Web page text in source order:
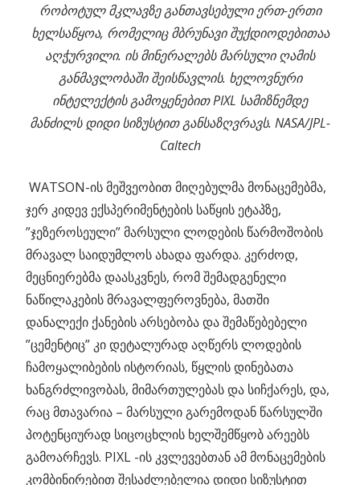
რობოტულ მკლავზე განთავსებული ერთ-ერთი
ხელსაწყოა, რომელიც მბრუნავი შუქდიოდებითაა
აღჭურვილი. ის მინერალებს მარსული ღამის
განმავლობაში შეისწავლის. ხელოვნური
ინტელექტის გამოყენებით PIXL სამიზნემდე
მანძილს დიდი სიზუსტით განსაზღვრავს. NASA/JPL-
Caltech
WATSON-ის მეშვეობით მიღებულმა მონაცემებმა,
ჯერ კიდევ ექსპერიმენტების საწყის ეტაპზე,
”ჯეზეროსეული” მარსული ლოდების წარმოშობის
მრავალ საიდუმლოს ახადა ფარდა. კერძოდ,
მეცნიერებმა დაასკვნეს, რომ შემადგენელი
ნაწილაკების მრავალფეროვნება, მათში
დანალექი ქანების არსებობა და შემაწებებელი
”ცემენტიც” კი დეტალურად აღწერს ლოდების
ჩამოყალიბების ისტორიას, წყლის დინებათა
ხანგრძლივობას, მიმართულებას და სიჩქარეს, და,
რაც მთავარია – მარსული გარემოდან წარსულში
პოტენციურად სიცოცხლის ხელშემწყობ არეებს
გამოარჩევს. PIXL -ის კვლევებთან ამ მონაცემების
კომბინირებით შესაძლებელია დიდი სიზუსტით